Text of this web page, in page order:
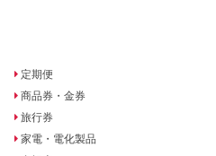
定期便
商品券・金券
旅行券
家電・電化製品